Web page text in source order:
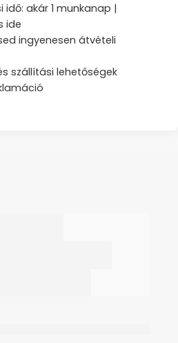
akár 1 munkanap |
ide
ingyenesen átvételi
szállítási lehetőségek